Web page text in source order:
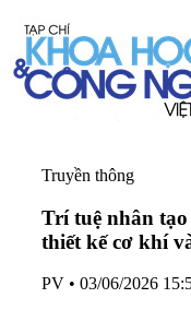
Truyền thông
Trí tuệ nhân
thiết kế cơ khí
PV • 03/06/2026